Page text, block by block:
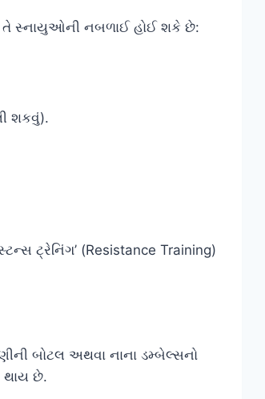
તે સ્નાયુઓની નબળાઈ હોઈ શકે છે:
શકવું).
ટ્રેનિંગ’ (Resistance Training)
બોટલ અથવા નાના ડમ્બેલ્સનો
થાય છે.